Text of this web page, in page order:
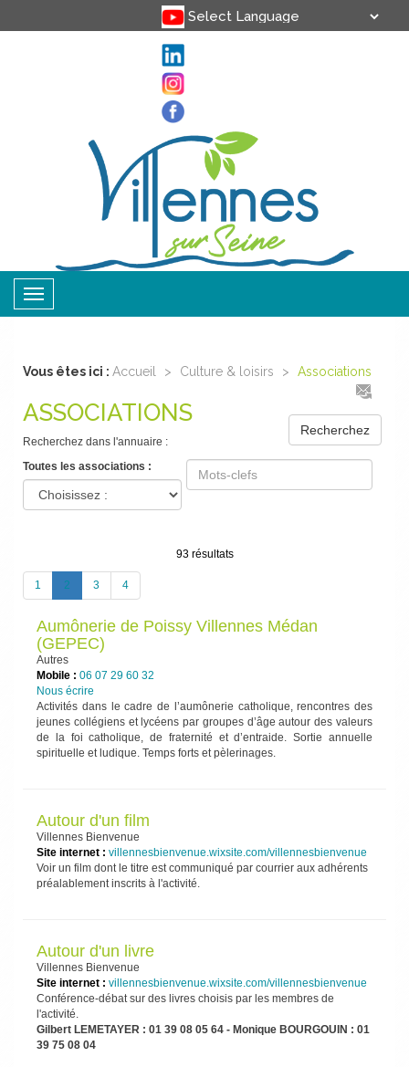
Toggle
navigation
Vous êtes ici : Accueil > Culture & loisirs > Associations
ASSOCIATIONS
Recherchez dans l'annuaire :
Toutes les associations :
Recherchez
93 résultats
1 2 (current)
3 4
Aumônerie de Poissy Villennes Médan
(GEPEC)
Autres
Mobile : 06 07 29 60 32
Nous écrire
Activités dans le cadre de l’aumônerie catholique, rencontres des
jeunes collégiens et lycéens par groupes d’âge autour des valeurs
de la foi catholique, de fraternité et d’entraide. Sortie annuelle
spirituelle et ludique. Temps forts et pèlerinages.
Autour d'un film
Villennes Bienvenue
Site internet : villennesbienvenue.wixsite.com/villennesbienvenue
Voir un film dont le titre est communiqué par courrier aux adhérents
préalablement inscrits à l'activité.
Autour d'un livre
Villennes Bienvenue
Site internet : villennesbienvenue.wixsite.com/villennesbienvenue
Conférence-débat sur des livres choisis par les membres de
l'activité.
Gilbert LEMETAYER : 01 39 08 05 64 - Monique BOURGOUIN : 01
39 75 08 04